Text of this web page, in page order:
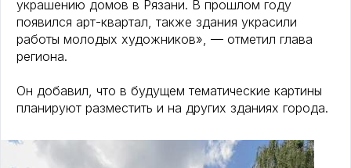
украшению домов в Рязани. В прошлом году
появился арт-квартал, также здания украсили
работы молодых художников», — отметил глава
региона.
Он добавил, что в будущем тематические картины
планируют разместить и на других зданиях города.